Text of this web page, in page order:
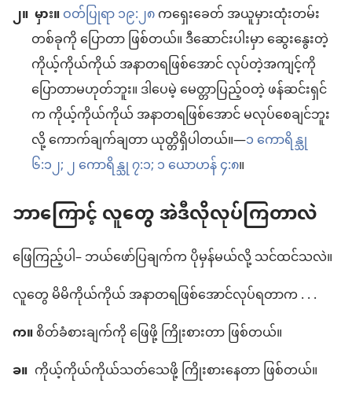
၂။ မှား။ဝတ်ပြုရာ ၁၉:၂၈ကရှေးခေတ် အယူမှားထုံးတမ်း
တစ်ခုကို ပြောတာ ဖြစ်တယ်။ ဒီဆောင်းပါးမှာ ဆွေးနွေးတဲ့
ကိုယ့်ကိုယ်ကိုယ် အနာတရဖြစ်အောင် လုပ်တဲ့အကျင့်ကို
ပြောတာမဟုတ်ဘူး။ ဒါပေမဲ့ မေတ္တာပြည့်ဝတဲ့ ဖန်ဆင်းရှင်
က ကိုယ့်ကိုယ်ကိုယ် အနာတရဖြစ်အောင် မလုပ်စေချင်ဘူး
လို့ ကောက်ချက်ချတာ ယုတ္တိရှိပါတယ်။—၁ ကောရိန္သု
၆:၁၂;၂ ကောရိန္သု ၇:၁;၁ ယောဟန် ၄:၈။
ဘာကြောင့် လူတွေ အဲဒီလိုလုပ်ကြတာလဲ
ဖြေကြည့်ပါ– ဘယ်ဖော်ပြချက်က ပိုမှန်မယ်လို့ သင်ထင်သလဲ။
လူတွေ မိမိကိုယ်ကိုယ် အနာတရဖြစ်အောင်လုပ်ရတာက . . .
က။စိတ်ခံစားချက်ကို ဖြေဖို့ ကြိုးစားတာ ဖြစ်တယ်။
ခ။ ကိုယ့်ကိုယ်ကိုယ်သတ်သေဖို့ ကြိုးစားနေတာ ဖြစ်တယ်။